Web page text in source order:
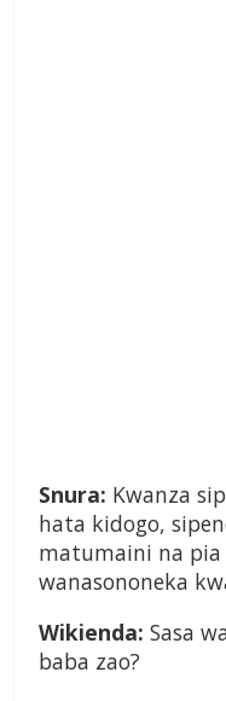
Snura: Kwanza
hata kidogo,
matumaini na pia
wanasononeka
Wikienda: Sasa
baba zao?